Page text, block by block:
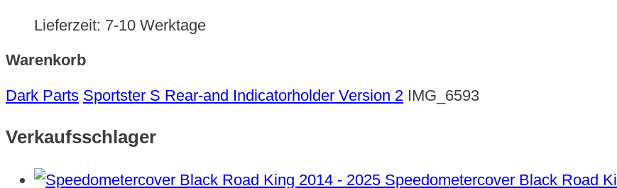
Lieferzeit: 7-10 Werktage
Warenkorb
Dark Parts Sportster S Rear-and Indicatorholder Version 2 IMG_6593
Verkaufsschlager
Speedometercover Black Road